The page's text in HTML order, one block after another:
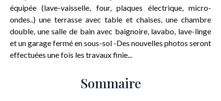
équipée (lave-vaisselle, four, plaques électrique, micro-
ondes..) une terrasse avec table et chaises, une chambre
double, une salle de bain avec baignoire, lavabo, lave-linge
et un garage fermé en sous-sol -Des nouvelles photos seront
effectuées une fois les travaux finie...
Sommaire